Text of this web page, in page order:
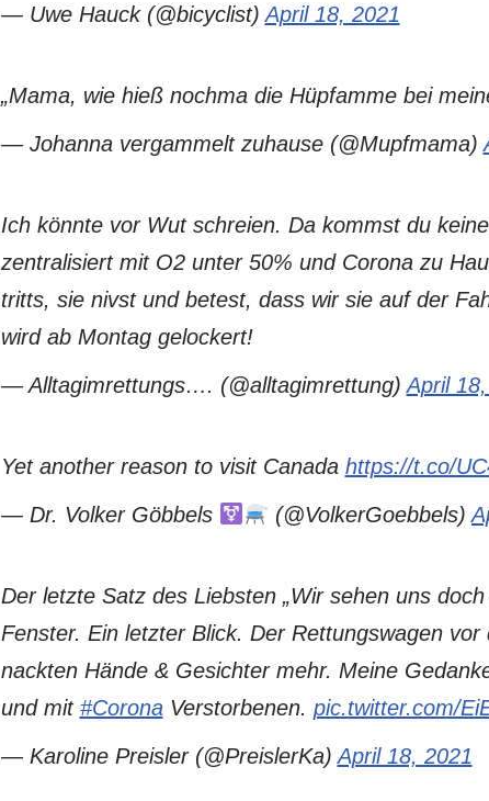
— Uwe Hauck (@bicyclist)April 18, 2021
„Mama, wie hieß nochma die Hüpfamme bei
— Johanna vergammelt zuhause (@Mupfmama)
Ich könnte vor Wut schreien. Da kommst du
zentralisiert mit O2 unter 50% und Corona zu
tritts, sie nivst und betest, dass wir sie auf der
wird ab Montag gelockert!
— Alltagimrettungs…. (@alltagimrettung)April
Yet another reason to visit Canada https://t.co/
— Dr. Volker Göbbels
(@VolkerGoebbels)
Der letzte Satz des Liebsten „Wir sehen uns
Fenster. Ein letzter Blick. Der Rettungswagen
nackten Hände & Gesichter mehr. Meine
und mit #CoronaVerstorbenen. pic.twitter.com/
— Karoline Preisler (@PreislerKa)April 18, 2021